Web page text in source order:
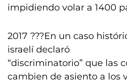
impidiendo volar a 1400
2017 ???En un caso
israelí declaró
“discriminatorio” que las
cambien de asiento a los